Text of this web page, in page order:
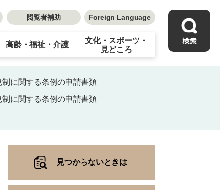
閲覧者補助 Foreign Language
高齢・福祉・介護
文化・スポーツ・
見どころ
に関する条例の申請書類
に関する条例の申請書類
見つからないときは